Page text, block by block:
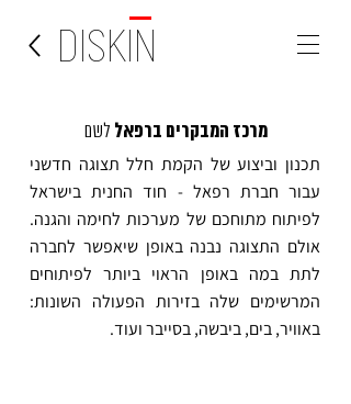
DISKIN
מרכז המבקרים ברפאל לשם
תכנון וביצוע של הקמת חלל תצוגה חדשני
עבור חברת רפאל - חוד החנית בישראל
לפיתוח מתוחכם של מערכות לחימה והגנה.
אולם התצוגה נבנה באופן שיאפשר לחברה
לתת במה באופן הראוי ביותר לפיתוחים
המרשימים שלה בזירות הפעולה השונות:
באוויר, בים, ביבשה, בסייבר ועוד.